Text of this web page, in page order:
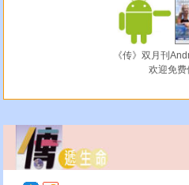
《传》双月刊
欢迎免费